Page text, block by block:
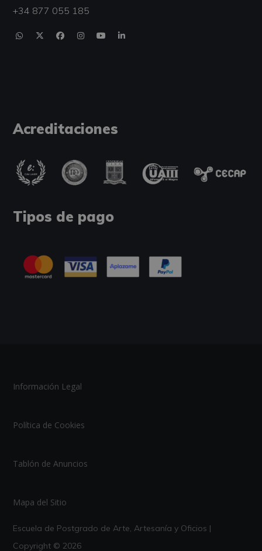
+34 877 055 185
Acreditaciones
Tipos de pago
Información Legal
Política de Cookies
Tablón de Anuncios
Mapa del Sitio
Escuela de Postgrado de Arte, Artesanía y Oficios |
Copyright © 2026